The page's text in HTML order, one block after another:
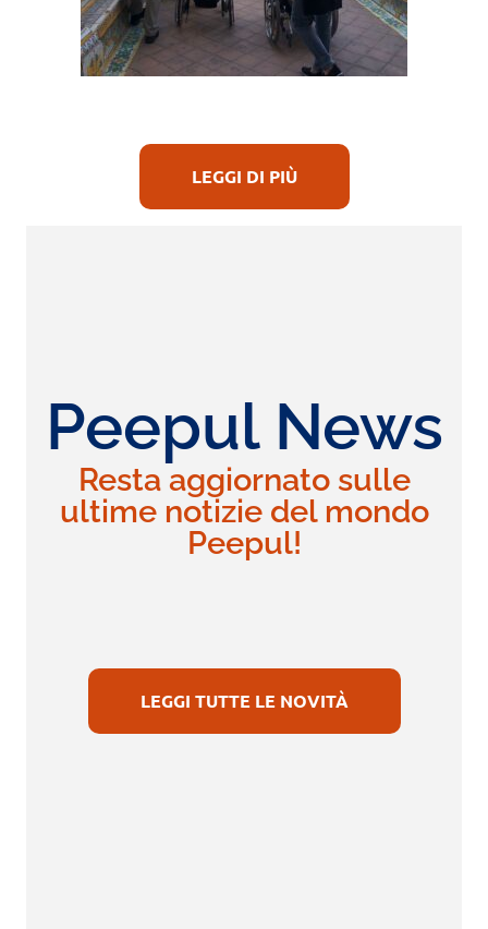
LEGGI DI PIÙ
Peepul News
Resta aggiornato sulle
ultime notizie del mondo
Peepul!
LEGGI TUTTE LE NOVITÀ